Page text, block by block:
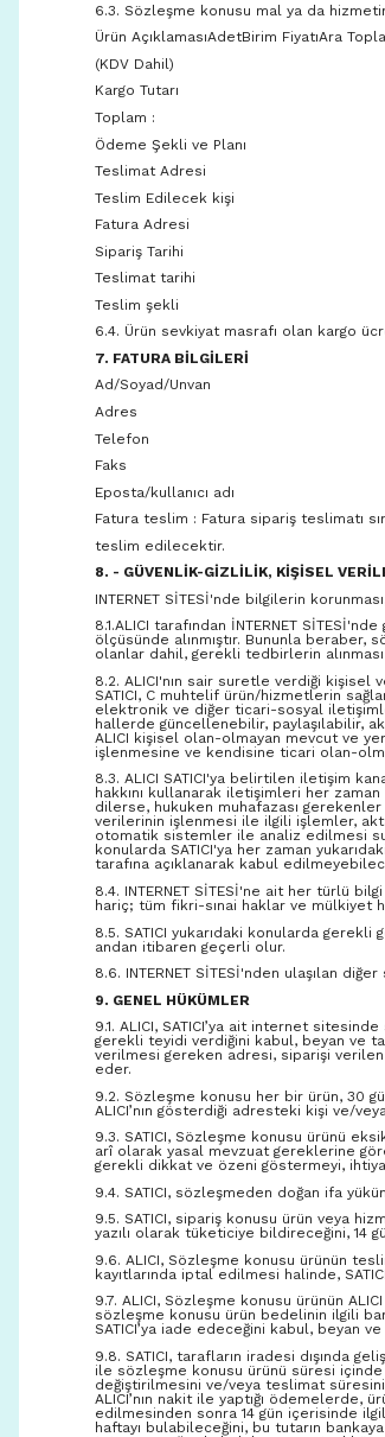
6.3. Sözleşme konusu mal ya da
Ürün AçıklamasıAdetBirim FiyatıAra
(KDV Dahil)
Kargo Tutarı
Toplam :
Ödeme Şekli ve Planı
Teslimat Adresi
Teslim Edilecek kişi
Fatura Adresi
Sipariş Tarihi
Teslimat tarihi
Teslim şekli
6.4. Ürün sevkiyat masrafı olan kargo
7. FATURA BİLGİLERİ
Ad/Soyad/Unvan
Adres
Telefon
Faks
Eposta/kullanıcı adı
Fatura teslim : Fatura sipariş teslimatı
teslim edilecektir.
8. - GÜVENLİK-GİZLİLİK, KİŞİSEL
INTERNET SİTESİ'nde bilgilerin
8.1.ALICI tarafından İNTERNET
ölçüsünde alınmıştır. Bununla beraber,
olanlar dahil, gerekli tedbirlerin
8.2. ALICI'nın sair suretle verdiği kişisel
SATICI, C muhtelif ürün/hizmetlerin
elektronik ve diğer ticari-sosyal
hallerde güncellenebilir, paylaşılabilir,
ALICI kişisel olan-olmayan mevcut ve
işlenmesine ve kendisine ticari olan-
8.3. ALICI SATICI'ya belirtilen iletişim
hakkını kullanarak iletişimleri her
dilerse, hukuken muhafazası
verilerinin işlenmesi ile ilgili işlemler,
otomatik sistemler ile analiz edilmesi
konularda SATICI'ya her zaman
tarafına açıklanarak kabul
8.4. INTERNET SİTESİ'ne ait her türlü
hariç; tüm fikri-sınai haklar ve mülkiyet
8.5. SATICI yukarıdaki konularda gerekli
andan itibaren geçerli olur.
8.6. INTERNET SİTESİ'nden ulaşılan
9. GENEL HÜKÜMLER
9.1. ALICI, SATICI’ya ait internet
gerekli teyidi verdiğini kabul, beyan ve
verilmesi gereken adresi, siparişi
eder.
9.2. Sözleşme konusu her bir ürün, 30
ALICI’nın gösterdiği adresteki kişi ve/
9.3. SATICI, Sözleşme konusu ürünü
arî olarak yasal mevzuat gereklerine
gerekli dikkat ve özeni göstermeyi,
9.4. SATICI, sözleşmeden doğan ifa
9.5. SATICI, sipariş konusu ürün veya
yazılı olarak tüketiciye bildireceğini, 14
9.6. ALICI, Sözleşme konusu ürünün
kayıtlarında iptal edilmesi halinde,
9.7. ALICI, Sözleşme konusu ürünün
sözleşme konusu ürün bedelinin ilgili
SATICI’ya iade edeceğini kabul, beyan
9.8. SATICI, tarafların iradesi dışında
ile sözleşme konusu ürünü süresi
değiştirilmesini ve/veya teslimat
ALICI’nın nakit ile yaptığı ödemelerde,
edilmesinden sonra 14 gün içerisinde
haftayı bulabileceğini, bu tutarın